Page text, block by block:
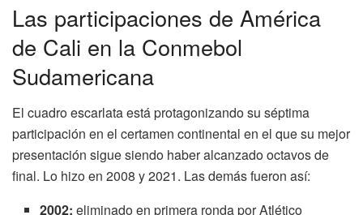
Las participaciones de América
de Cali en la Conmebol
Sudamericana
El cuadro escarlata está protagonizando su séptima
participación en el certamen continental en el que su mejor
presentación sigue siendo haber alcanzado octavos de
final. Lo hizo en 2008 y 2021. Las demás fueron así:
2002: eliminado en primera ronda por Atlético